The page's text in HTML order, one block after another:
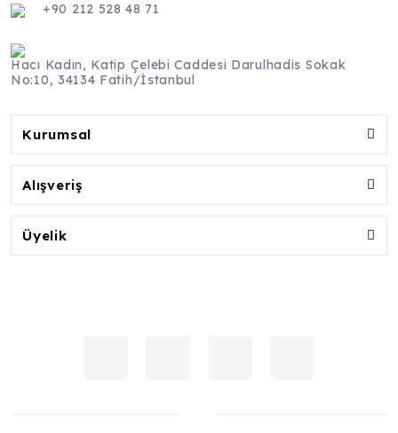
+90 212 528 48 71
Hacı Kadın, Katip Çelebi Caddesi Darulhadis Sokak
No:10, 34134 Fatih/İstanbul
Kurumsal
Alışveriş
Üyelik